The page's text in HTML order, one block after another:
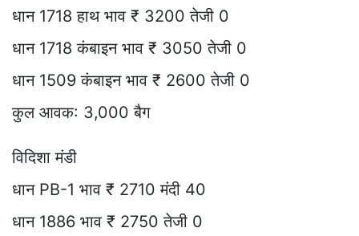
धान 1718 हाथ भाव ₹ 3200 तेजी 0
धान 1718 कंबाइन भाव ₹ 3050 तेजी 0
धान 1509 कंबाइन भाव ₹ 2600 तेजी 0
कुल आवक: 3,000 बैग
विदिशा मंडी
धान PB-1 भाव ₹ 2710 मंदी 40
धान 1886 भाव ₹ 2750 तेजी 0